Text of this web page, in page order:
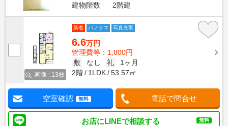
建物階数
2階建
画像 : 13枚
新着 パノラマ 写真充実
6.6万円
管理費等：1,800円
敷
なし 礼
1ヶ月
2階
1LDK 53.57㎡
空室確認 無料 電話で問合せ
お店にLINEで相談する 無料